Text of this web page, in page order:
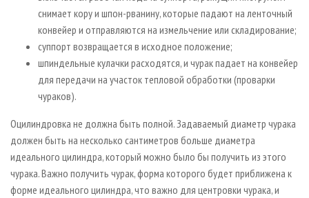
снимает кору и шпон-рванину, которые падают на ленточный
конвейер и отправляются на измельчение или складирование;
суппорт возвращается в исходное положение;
шпиндельные кулачки расходятся, и чурак падает на конвейер
для передачи на участок тепловой обработки (проварки
чураков).
Оцилиндровка не должна быть полной. Задаваемый диаметр чурака
должен быть на несколько сантиметров больше диаметра
идеального цилиндра, который можно было бы получить из этого
чурака. Важно получить чурак, форма которого будет приближена к
форме идеального цилиндра, что важно для центровки чурака, и